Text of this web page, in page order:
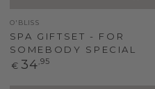
Verkoper
O'BLISS
SPA GIFTSET - FOR
SOMEBODY SPECIAL
Normale
€ 34,95